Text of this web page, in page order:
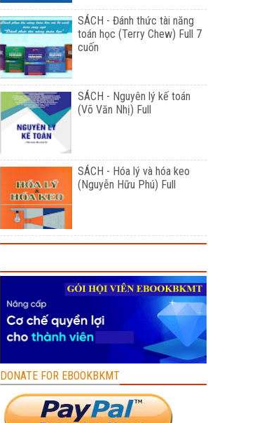
SÁCH - Đánh thức tài năng
toán học (Terry Chew) Full 7
cuốn
SÁCH - Nguyên lý kế toán
(Võ Văn Nhị) Full
SÁCH - Hóa lý và hóa keo
(Nguyễn Hữu Phú) Full
DONATE FOR EBOOKBKMT